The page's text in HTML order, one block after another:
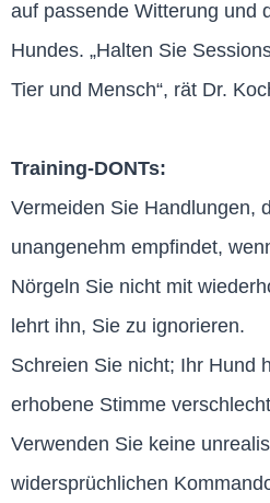
auf passende Witterung und
Hundes. „Halten Sie
Tier und Mensch“, rät Dr.
Training-DONTs:
Vermeiden Sie Handlungen,
unangenehm empfindet,
Nörgeln Sie nicht mit
lehrt ihn, Sie zu ignorieren.
Schreien Sie nicht; Ihr Hund
erhobene Stimme
Verwenden Sie keine
widersprüchlichen